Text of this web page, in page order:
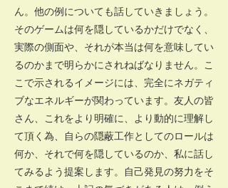
ん。他の例についても話していきましょう。
そのゲームは何を隠しているかだけでなく、
実際の側面や、それが本当は何を意味してい
るのかまで明らかにされねばなりません。こ
こで示されるイメージには、完全にネガティ
ブなエネルギーが関わっています。友人の皆
さん、これをより明確に、より動的に理解し
て頂く為、自らの隠蔽工作としてのロールは
何か、それで何を隠しているのか、私に話し
てみるよう提案します。自己発見の努力をそ